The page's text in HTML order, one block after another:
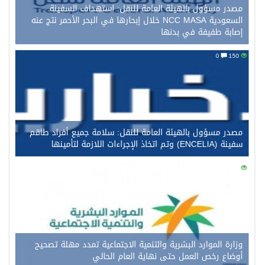
مصدر مسؤول بالهيئة العامة للنقل: استهداف السفينة
السعودية NCC MASA خلال إبحارها في البحر الأحمر نتج عنه
إصابة طفيفة في بدنها
مصدر مسؤول بالهيئة العامة للنقل: سلامة جميع أفراد طاقم
سفينة (ENCELIA) وتم اتخاذ الإجراءات اللازمة لتأمينها
128
وزارة الموارد البشرية والتنمية الاجتماعية تمدد مهلة تصحيح
أوضاع رخص العمل حتى نهاية العام الحالي